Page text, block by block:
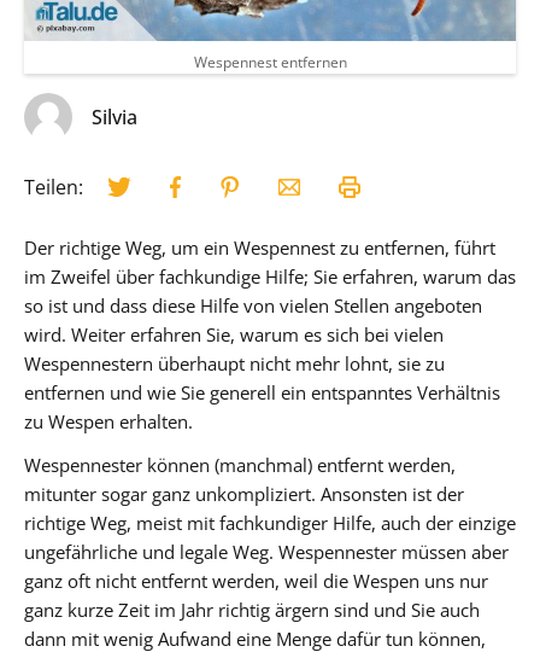
Wespennest entfernen
Silvia
Teilen:
Der richtige Weg, um ein Wespennest zu entfernen, führt
im Zweifel über fachkundige Hilfe; Sie erfahren, warum das
so ist und dass diese Hilfe von vielen Stellen angeboten
wird. Weiter erfahren Sie, warum es sich bei vielen
Wespennestern überhaupt nicht mehr lohnt, sie zu
entfernen und wie Sie generell ein entspanntes Verhältnis
zu Wespen erhalten.
Wespennester können (manchmal) entfernt werden,
mitunter sogar ganz unkompliziert. Ansonsten ist der
richtige Weg, meist mit fachkundiger Hilfe, auch der einzige
ungefährliche und legale Weg. Wespennester müssen aber
ganz oft nicht entfernt werden, weil die Wespen uns nur
ganz kurze Zeit im Jahr richtig ärgern sind und Sie auch
dann mit wenig Aufwand eine Menge dafür tun können,